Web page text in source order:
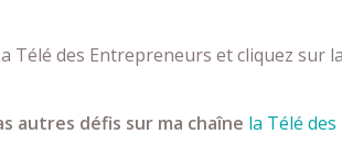
Télé des Entrepreneurs et cliquez sur
autres défis sur ma chaîne la Télé